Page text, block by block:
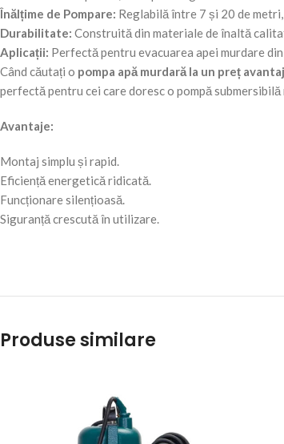
Înălțime de Pompare: Reglabilă între 7 și 20 de
Durabilitate: Construită din materiale de înaltă
Aplicații: Perfectă pentru evacuarea apei murdare
Când căutați o pompa apă murdară la un preț
perfectă pentru cei care doresc o pompă
Avantaje:
Montaj simplu și rapid.
Eficiență energetică ridicată.
Funcționare silențioasă.
Siguranță crescută în utilizare.
Produse similare